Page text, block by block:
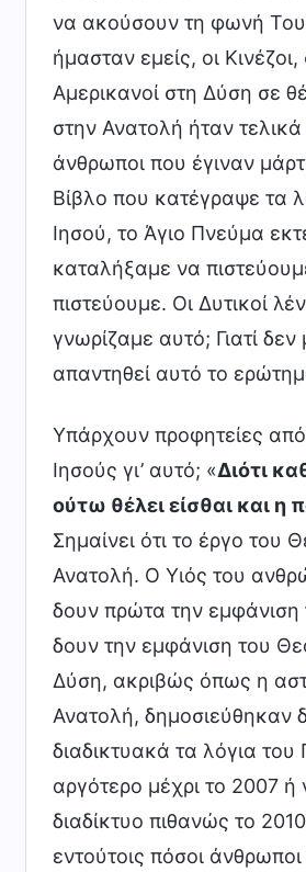
να ακούσουν τη φωνή
ήμασταν εμείς, οι
Αμερικανοί στη Δύση σε
στην Ανατολή ήταν
άνθρωποι που έγιναν
Βίβλο που κατέγραψε τα
Ιησού, το Άγιο Πνεύμα
καταλήξαμε να
πιστεύουμε. Οι Δυτικοί
γνωρίζαμε αυτό; Γιατί
απαντηθεί αυτό το
Υπάρχουν προφητείες
Ιησούς γι’ αυτό; «Διότι
ούτω θέλει είσθαι και η
Σημαίνει ότι το έργο
Ανατολή. Ο Υιός του
δουν πρώτα την
δουν την εμφάνιση του
Δύση, ακριβώς όπως η
Ανατολή, δημοσιεύθηκαν
διαδικτυακά τα λόγια
αργότερο μέχρι το 2007
διαδίκτυο πιθανώς το
εντούτοις πόσοι